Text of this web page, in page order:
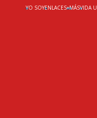
YO SOYENLACES+MÁSVIDA